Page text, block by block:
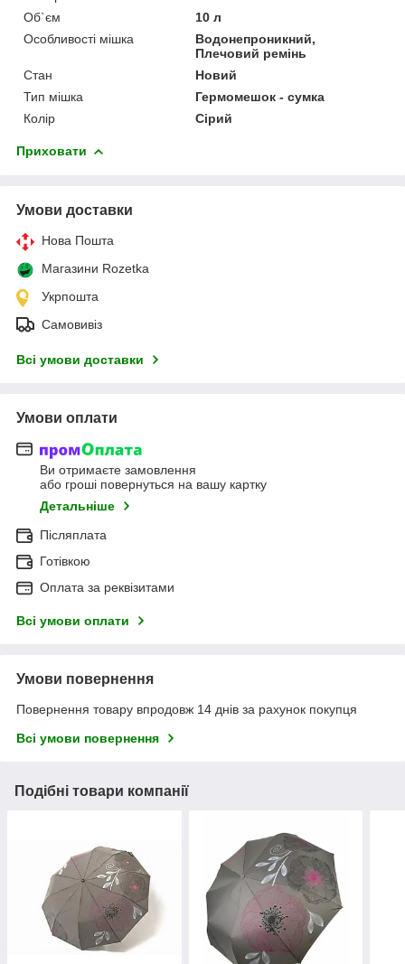
Об`єм
10 л
Особливості мішка
Водонепроникний,
Плечовий ремінь
Стан
Новий
Тип мішка
Гермомешок - сумка
Колір
Сірий
Приховати
Умови доставки
Нова Пошта
Магазини Rozetka
Укрпошта
Самовивіз
Всі умови доставки
Умови оплати
Ви отримаєте замовлення
або гроші повернуться на вашу картку
Детальніше
Післяплата
Готівкою
Оплата за реквізитами
Всі умови оплати
Умови повернення
Повернення товару впродовж 14 днів за рахунок покупця
Всі умови повернення
Подібні товари компанії